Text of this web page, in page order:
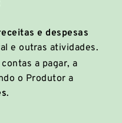
e despesas
e outras atividades.
a pagar, a
o Produtor a
.